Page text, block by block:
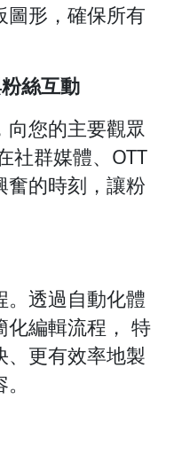
圖形，確保所有
絲互動
向您的主要觀眾
社群媒體、OTT
奮的時刻，讓粉
。透過自動化體
化編輯流程， 特
、更有效率地製